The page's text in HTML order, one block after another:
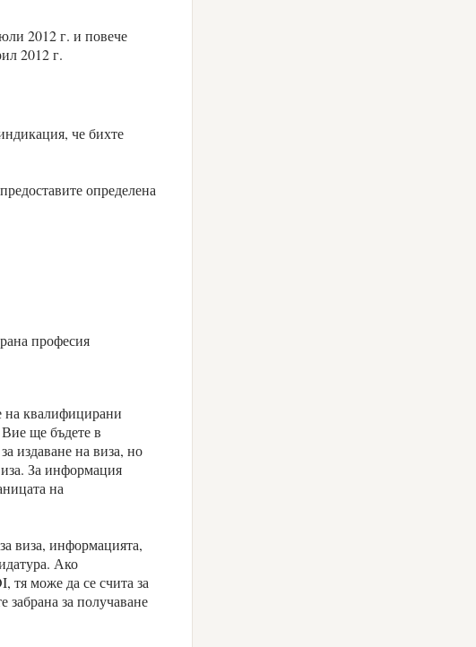
2012 г. и повече
2012 г.
че бихте
определена
професия
на квалифицирани
ще бъдете в
издаване на виза, но
За информация
на
виза, информацията,
Ако
тя може да се счита за
забрана за получаване